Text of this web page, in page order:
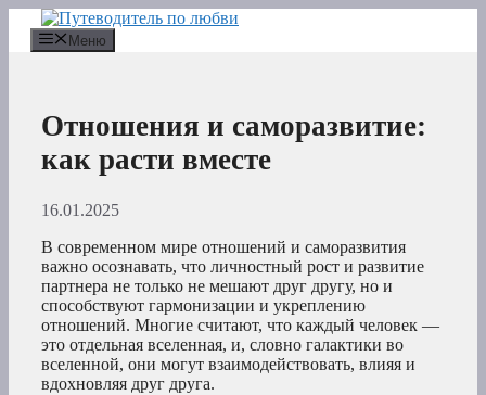
Перейти
содержимому
Меню
Отношения и саморазвитие:
как расти вместе
16.01.2025
В современном мире отношений и саморазвития
важно осознавать, что личностный рост и развитие
партнера не только не мешают друг другу, но и
способствуют гармонизации и укреплению
отношений. Многие считают, что каждый человек —
это отдельная вселенная, и, словно галактики во
вселенной, они могут взаимодействовать, влияя и
вдохновляя друг друга.